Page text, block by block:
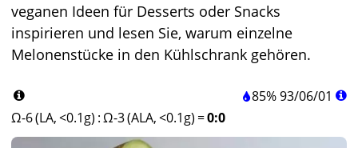
veganen Ideen für Desserts oder Snacks
inspirieren und lesen Sie, warum einzelne
Melonenstücke in den Kühlschrank gehören.
85%93/06/01
Ω-6 (LA, <0.1g) :Ω-3 (ALA, <0.1g) =0:0